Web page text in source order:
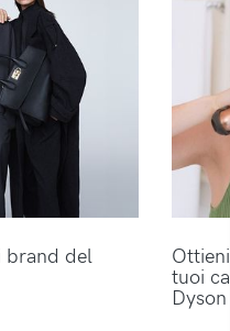
brand del
tuoi
Dyson